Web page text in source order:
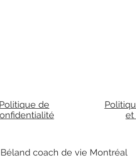
Politique de
et
coach de vie Montréal